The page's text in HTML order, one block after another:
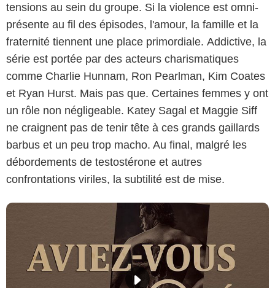
tensions au sein du groupe. Si la violence est omni-
présente au fil des épisodes, l'amour, la famille et la
fraternité tiennent une place primordiale. Addictive, la
série est portée par des acteurs charismatiques
comme Charlie Hunnam, Ron Pearlman, Kim Coates
et Ryan Hurst. Mais pas que. Certaines femmes y ont
un rôle non négligeable. Katey Sagal et Maggie Siff
ne craignent pas de tenir tête à ces grands gaillards
barbus et un peu trop macho. Au final, malgré les
débordements de testostérone et autres
confrontations viriles, la subtilité est de mise.